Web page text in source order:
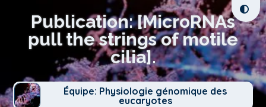
Publication: [MicroRNAs
pull the strings of motile
cilia].
Équipe: Physiologie génomique des
eucaryotes